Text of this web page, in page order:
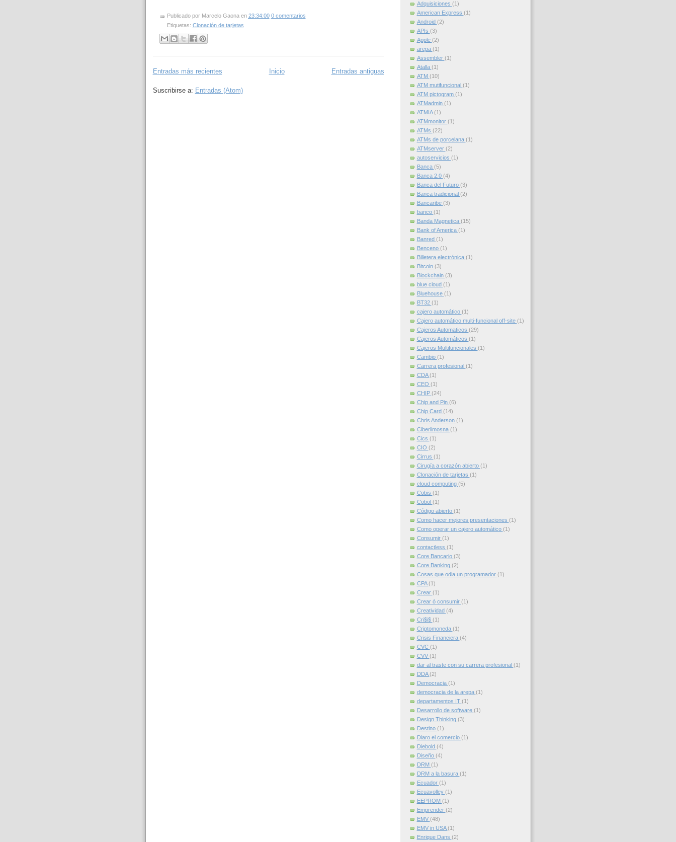
Publicado por Marcelo Gaona en 23:34:00 0 comentarios
Etiquetas: Clonación de tarjetas
Entradas más recientes Entradas antiguas
Inicio
Suscribirse a: Entradas (Atom)
Adquisiciones (1)
American Express (1)
Android (2)
APIs (3)
Apple (2)
arepa (1)
Assembler (1)
Atalla (1)
ATM (10)
ATM mutifuncional (1)
ATM pictogram (1)
ATMadmin (1)
ATMIA(1)
ATMmonitor (1)
ATMs (22)
ATMs de porcelana (1)
ATMserver (2)
autoservicios (1)
Banca (5)
Banca 2.0 (4)
Banca del Futuro (3)
Banca tradicional (2)
Bancaribe (3)
banco (1)
Banda Magnetica (15)
Bank of America (1)
Banred (1)
Benceno (1)
Billetera electrónica (1)
Bitcoin (3)
Blockchain (3)
blue cloud (1)
Bluehouse (1)
BT32 (1)
cajero automático (1)
Cajero automático multi-funcional off-site (1)
Cajeros Automaticos (29)
Cajeros Automáticos (1)
Cajeros Multifuncionales (1)
Cambio (1)
Carrera profesional (1)
CDA(1)
CEO (1)
CHIP (24)
Chip and Pin (6)
Chip Card (14)
Chris Anderson (1)
Ciberlimosna (1)
Cics (1)
CIO (2)
Cirrus (1)
Cirugía a corazón abierto (1)
Clonación de tarjetas (1)
cloud computing (5)
Cobis (1)
Cobol (1)
Código abierto (1)
Como hacer mejores presentaciones (1)
Como operar un cajero automático (1)
Consumir (1)
contactless (1)
Core Bancario (3)
Core Banking (2)
Cosas que odia un programador (1)
CPA(1)
Crear (1)
Crear ó consumir (1)
Creatividad (4)
Cri$i$ (1)
Criptomoneda (1)
Crisis Financiera (4)
CVC (1)
CVV (1)
dar al traste con su carrera profesional (1)
DDA(2)
Democracia (1)
democracia de la arepa (1)
departamentos IT (1)
Desarrollo de software (1)
Design Thinking (3)
Destino (1)
Diaro el comercio (1)
Diebold (4)
Diseño (4)
DRM (1)
DRM a la basura (1)
Ecuador (1)
Ecuavolley (1)
EEPROM (1)
Emprender (2)
EMV (48)
EMV in USA(1)
Enrique Dans (2)